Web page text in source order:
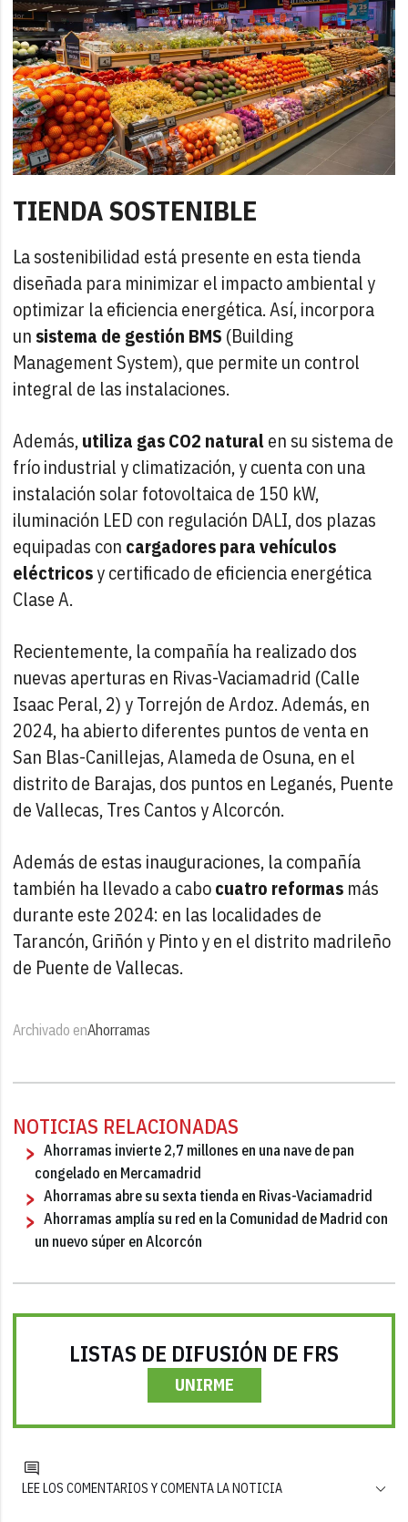
TIENDA SOSTENIBLE
La sostenibilidad está presente en esta tienda
diseñada para minimizar el impacto ambiental y
optimizar la eficiencia energética. Así, incorpora
un sistema de gestión BMS (Building
Management System), que permite un control
integral de las instalaciones.
Además,utiliza gas CO2 naturalen su sistema de
frío industrial y climatización, y cuenta con una
instalación solar fotovoltaica de 150 kW,
iluminación LED con regulación DALI, dos plazas
equipadas con cargadores para vehículos
eléctricosy certificado de eficiencia energética
Clase A.
Recientemente, la compañía ha realizado dos
nuevas aperturas en Rivas-Vaciamadrid (Calle
Isaac Peral, 2) y Torrejón de Ardoz. Además, en
2024, ha abierto diferentes puntos de venta en
San Blas-Canillejas, Alameda de Osuna, en el
distrito de Barajas, dos puntos en Leganés, Puente
de Vallecas, Tres Cantos y Alcorcón.
Además de estas inauguraciones, la compañía
también ha llevado a cabocuatro reformas más
durante este 2024: en las localidades de
Tarancón, Griñón y Pinto y en el distrito madrileño
de Puente de Vallecas.
Archivado enAhorramas
NOTICIAS RELACIONADAS
Ahorramas invierte 2,7 millones en una nave de pan
congelado en Mercamadrid
Ahorramas abre su sexta tienda en Rivas-Vaciamadrid
Ahorramas amplía su red en la Comunidad de Madrid con
un nuevo súper en Alcorcón
LISTAS DE DIFUSIÓN DE FRS
UNIRME
LEE LOS COMENTARIOS Y COMENTA LA NOTICIA